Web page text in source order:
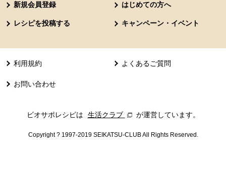
新規会員登録 はじめての方へ
レシピを投稿する キャンペーン・イベント
利用規約 よくあるご質問
お問い合わせ
ビオサポレシピは 生活クラブ 別のウィンドウで開きます。
が運営しています。
Copyright ? 1997-2019 SEIKATSU-CLUB All Rights Reserved.